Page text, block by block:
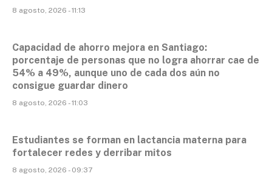
8 agosto, 2026 - 11:13
Capacidad de ahorro mejora en Santiago:
porcentaje de personas que no logra ahorrar cae de
54% a 49%, aunque uno de cada dos aún no
consigue guardar dinero
8 agosto, 2026 - 11:03
Estudiantes se forman en lactancia materna para
fortalecer redes y derribar mitos
8 agosto, 2026 - 09:37